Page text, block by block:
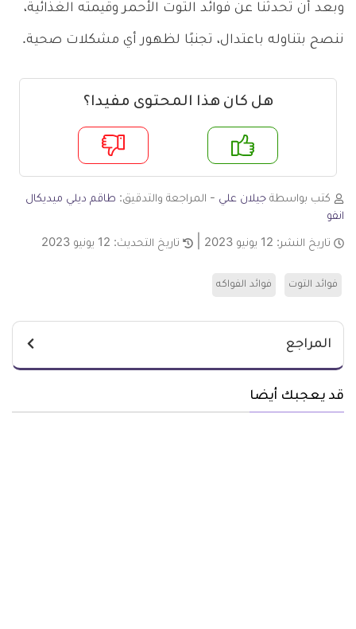
وبعد أن تحدثنا عن فوائد التوت الأحمر وقيمته الغذائية،
ننصح بتناوله باعتدال، تجنبًا لظهور أي مشكلات صحية.
هل كان هذا المحتوى مفيدا؟
لا
كتب بواسطة جيلان علي - المراجعة والتدقيق: طاقم ديلي ميديكال
انفو
تاريخ النشر: 12 يونيو 2023 تاريخ التحديث: 12 يونيو 2023
فوائد التوت فوائد الفواكه
المراجع
قد يعجبك أيضا